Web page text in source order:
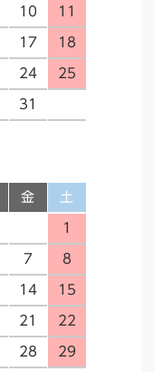
10 11
17 18
24 25
31
金 土
1
7 8
14 15
21 22
28 29